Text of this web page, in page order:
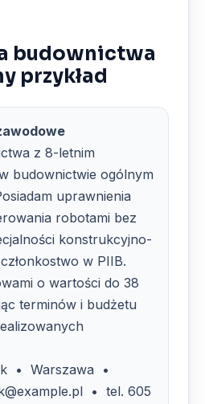
budownictwa
przykład
z 8-letnim
budownictwie ogólnym
uprawnienia
robotami bez
konstrukcyjno-
w PIIB.
o wartości do 38
terminów i budżetu
• Warszawa •
• tel. 605